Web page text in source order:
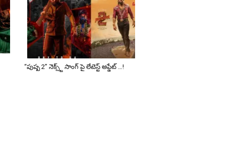
“పుష్ప 2” నెక్స్ట్ సాంగ్ పై లేటెస్ట్ అప్డేట్ …!